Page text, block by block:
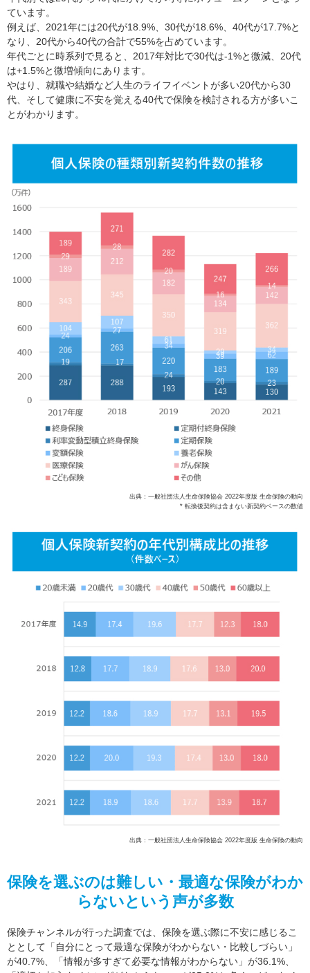
ています。
例えば、2021年には20代が18.9%、30代が18.6%、40代が17.7%と
なり、20代から40代の合計で55%を占めています。
年代ごとに時系列で見ると、2017年対比で30代は-1%と微減、20代
は+1.5%と微増傾向にあります。
やはり、就職や結婚など人生のライフイベントが多い20代から30
代、そして健康に不安を覚える40代で保険を検討される方が多いこ
とがわかります。
出典：一般社団法人生命保険協会 2022年度版 生命保険の動向
* 転換後契約は含まない新契約ベースの数値
出典：一般社団法人生命保険協会 2022年度版 生命保険の動向
保険を選ぶのは難しい・最適な保険がわか
らないという声が多数
保険チャンネルが行った調査では、保険を選ぶ際に不安に感じるこ
ととして「自分にとって最適な保険がわからない・比較しづらい」
が40.7%、「情報が多すぎて必要な情報がわからない」が36.1%、